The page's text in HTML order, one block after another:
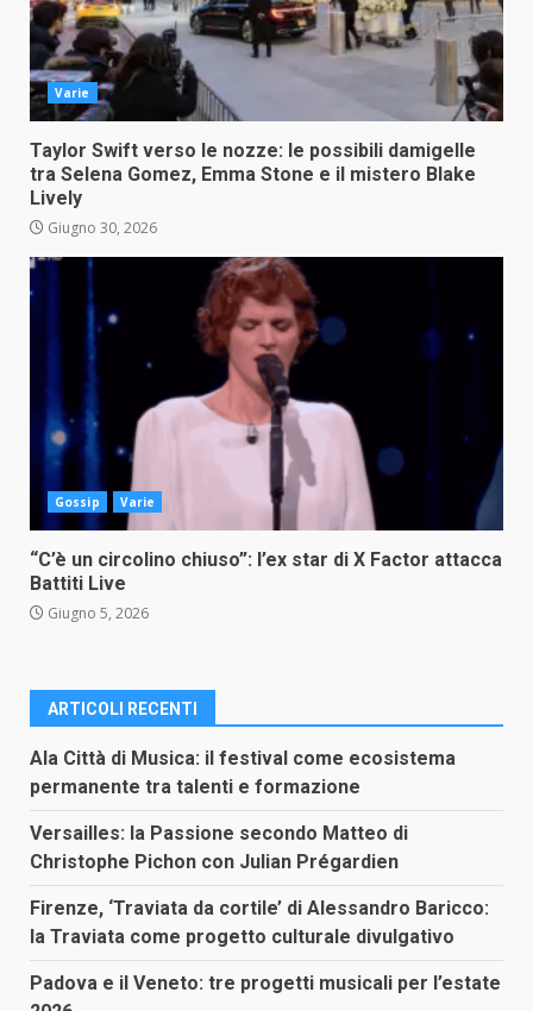
Varie
Taylor Swift verso le nozze: le possibili damigelle
tra Selena Gomez, Emma Stone e il mistero Blake
Lively
Giugno 30, 2026
Gossip Varie
“C’è un circolino chiuso”: l’ex star di X Factor attacca
Battiti Live
Giugno 5, 2026
ARTICOLI RECENTI
Ala Città di Musica: il festival come ecosistema
permanente tra talenti e formazione
Versailles: la Passione secondo Matteo di
Christophe Pichon con Julian Prégardien
Firenze, ‘Traviata da cortile’ di Alessandro Baricco:
la Traviata come progetto culturale divulgativo
Padova e il Veneto: tre progetti musicali per l’estate